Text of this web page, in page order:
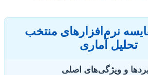
نرم‌افزارهای منتخب
تحلیل آماری
و ویژگی‌های اصلی